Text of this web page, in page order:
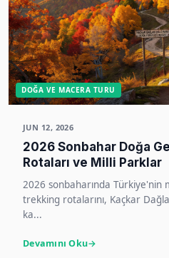
DOĞA VE MACERA TURU
JUN 12, 2026
2026 Sonbahar Doğa
Rotaları ve Milli Parklar
2026 sonbaharında Türkiye'nin
trekking rotalarını, Kaçkar
ka...
Devamını Oku